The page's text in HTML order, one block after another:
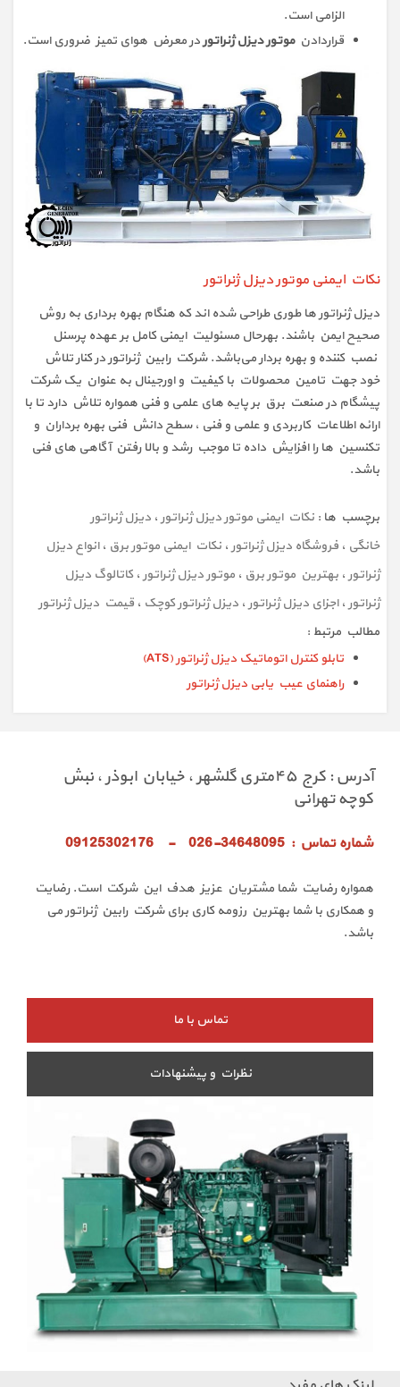
الزامی است.
قراردادنموتور دیزل ژنراتوردر معرض هوای تمیز ضروری است.
نکات ایمنی موتور دیزل ژنراتور
دیزل ژنراتور ها طوری طراحی شده اند که هنگام بهره برداری به روش
صحیح ایمن باشند. بهرحال مسئولیت ایمنی کامل بر عهده پرسنل
نصب کننده و بهره بردار می‌باشد. شرکت رابین ژنراتور در کنار تلاش
خود جهت تامین محصولات با کیفیت و اورجینال به عنوان یک شرکت
پیشگام در صنعت برق بر پایه های علمی و فنی همواره تلاش دارد تا با
ارائه اطلاعات کاربردی و علمی و فنی ، سطح دانش فنی بهره برداران و
تکنسین ها را افزایش داده تا موجب رشد و بالا رفتن آگاهی های فنی
باشد.
برچسب ها :نکات ایمنی موتور دیزل ژنراتور ،دیزل ژنراتور
خانگی ،فروشگاه دیزل ژنراتور ،نکات ایمنی موتور برق ،انواع دیزل
ژنراتور ،بهترین موتور برق ،موتور دیزل ژنراتور ،کاتالوگ دیزل
ژنراتور ،اجزای دیزل ژنراتور ،دیزل ژنراتور کوچک ،قیمت دیزل ژنراتور
مطالب مرتبط :
تابلو کنترل اتوماتیک دیزل ژنراتور (ATS)
راهنمای عیب یابی دیزل ژنراتور
آدرس : کرج ۴۵متری گلشهر ، خیابان ابوذر ، نبش
کوچه تهرانی
شماره تماس : 34648095-026 - 09125302176
همواره رضایت شما مشتریان عزیز هدف این شرکت است. رضایت
و همکاری با شما بهترین رزومه کاری برای شرکت رابین ژنراتور می
باشد.
تماس با ما
نظرات و پیشنهادات